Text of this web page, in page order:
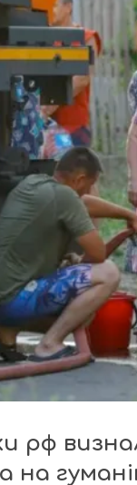
рф
на